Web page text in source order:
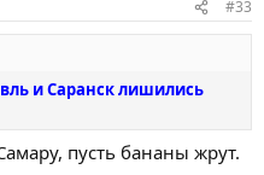
#33
и Саранск лишились
пусть бананы жрут.